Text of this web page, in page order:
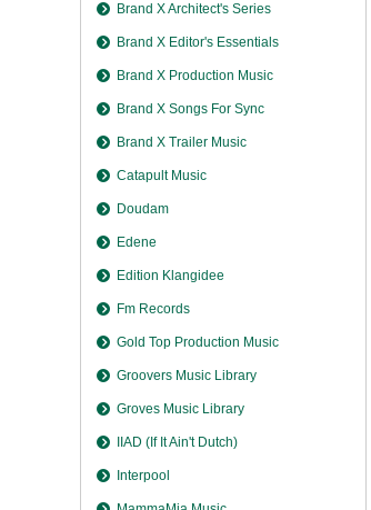
Brand X Architect's Series
Brand X Editor's Essentials
Brand X Production Music
Brand X Songs For Sync
Brand X Trailer Music
Catapult Music
Doudam
Edene
Edition Klangidee
Fm Records
Gold Top Production Music
Groovers Music Library
Groves Music Library
IIAD (If It Ain't Dutch)
Interpool